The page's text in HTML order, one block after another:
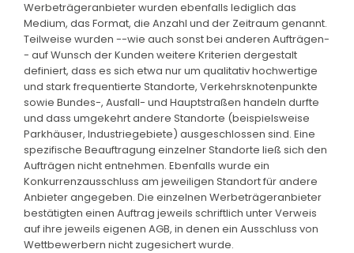
Werbeträgeranbieter wurden ebenfalls lediglich das
Medium, das Format, die Anzahl und der Zeitraum genannt.
Teilweise wurden --wie auch sonst bei anderen Aufträgen-
- auf Wunsch der Kunden weitere Kriterien dergestalt
definiert, dass es sich etwa nur um qualitativ hochwertige
und stark frequentierte Standorte, Verkehrsknotenpunkte
sowie Bundes-, Ausfall- und Hauptstraßen handeln durfte
und dass umgekehrt andere Standorte (beispielsweise
Parkhäuser, Industriegebiete) ausgeschlossen sind. Eine
spezifische Beauftragung einzelner Standorte ließ sich den
Aufträgen nicht entnehmen. Ebenfalls wurde ein
Konkurrenzausschluss am jeweiligen Standort für andere
Anbieter angegeben. Die einzelnen Werbeträgeranbieter
bestätigten einen Auftrag jeweils schriftlich unter Verweis
auf ihre jeweils eigenen AGB, in denen ein Ausschluss von
Wettbewerbern nicht zugesichert wurde.